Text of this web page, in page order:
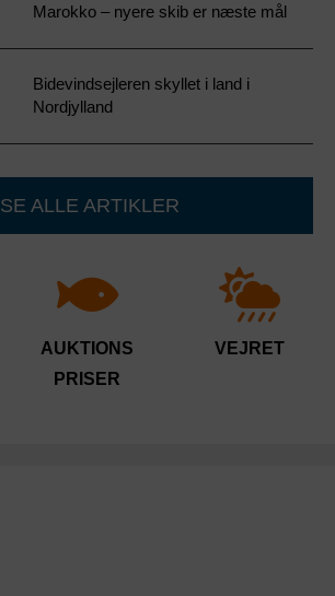
Marokko – nyere skib er næste mål
Bidevindsejleren skyllet i land i
Nordjylland
SE ALLE ARTIKLER
AUKTIONS
PRISER
VEJRET